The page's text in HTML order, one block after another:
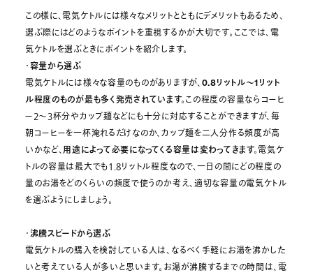
この様に、電気ケトルには様々なメリットとともにデメリットもあるため、
選ぶ際にはどのようなポイントを重視するかが大切です。ここでは、電
気ケトルを選ぶときにポイントを紹介します。
・容量から選ぶ
電気ケトルには様々な容量のものがありますが、0.8リットル～1リット
ル程度のものが最も多く発売されています。この程度の容量ならコーヒ
ー2～3杯分やカップ麺などにも十分に対応することができますが、毎
朝コーヒーを一杯淹れるだけなのか、カップ麺を二人分作る頻度が高
いかなど、用途によって必要になってくる容量は変わってきます。電気ケ
トルの容量は最大でも1.8リットル程度なので、一日の間にどの程度の
量のお湯をどのくらいの頻度で使うのか考え、適切な容量の電気ケトル
を選ぶようにしましょう。
・沸騰スピードから選ぶ
電気ケトルの購入を検討している人は、なるべく手軽にお湯を沸かした
いと考えている人が多いと思います。お湯が沸騰するまでの時間は、電